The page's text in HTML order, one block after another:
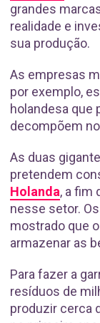
grandes
realidade e
sua produção.
As empresas
por exemplo,
holandesa que
decompõem
As duas
pretendem
Holanda, a fim
nesse setor.
mostrado que
armazenar as
Para fazer a
resíduos de
produzir cerca